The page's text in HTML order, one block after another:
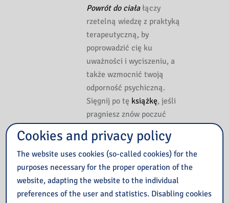
Powrót do ciałałączy
rzetelną wiedzę z praktyką
terapeutyczną, by
poprowadzić cię ku
uważności i wyciszeniu, a
także wzmocnić twoją
odporność psychiczną.
Sięgnij po tę książkę, jeśli
pragniesz znów poczuć
spokój, zaufać swojemu
ciału i ruszyć do przodu z
nową energią.
Książkę znajdzieszTUTAJ
Cookies and privacy policy
The website uses cookies (so-called cookies) for the
purposes necessary for the proper operation of the
website, adapting the website to the individual
preferences of the user and statistics. Disabling cookies